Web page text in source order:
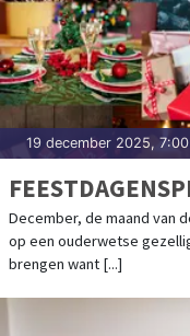
19 december 2025,
December, de maand van
op een ouderwetse
brengen want [...]